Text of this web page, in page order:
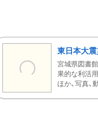
東日本大
宮城県図書
果的な利活
ほか、写真、